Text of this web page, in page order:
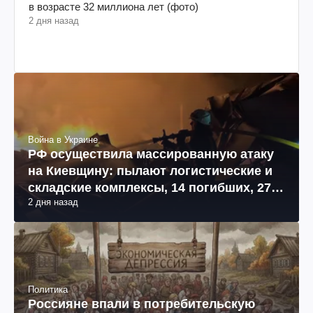
в возрасте 32 миллиона лет (фото)
2 дня назад
Война в Украине
РФ осуществила массированную атаку
на Киевщину: пылают логистические и
складские комплексы, 14 погибших, 27
раненых (фото, видео)
2 дня назад
Политика
Россияне впали в потребительскую